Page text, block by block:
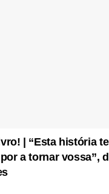
| “Esta história
a tornar vossa”,